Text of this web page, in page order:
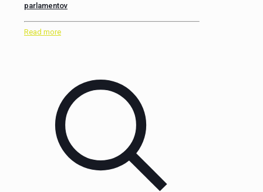
parlamentov
Read more